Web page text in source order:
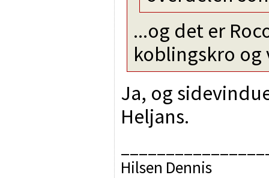
...og det er
koblingskro og
Ja, og
Heljans.
Hilsen Dennis